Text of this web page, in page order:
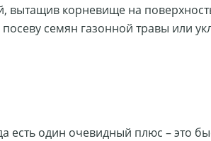
вытащив корневище на
посеву семян газонной травы или
есть один очевидный плюс – это